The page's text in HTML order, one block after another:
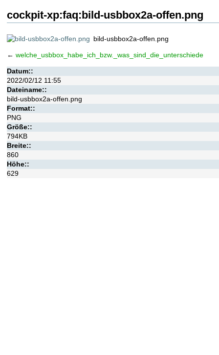
cockpit-xp:faq:bild-usbbox2a-offen.png
bild-usbbox2a-offen.png
← welche_usbbox_habe_ich_bzw._was_sind_die_unterschiede
Datum::
2022/02/12 11:55
Dateiname::
bild-usbbox2a-offen.png
Format::
PNG
Größe::
794KB
Breite::
860
Höhe::
629